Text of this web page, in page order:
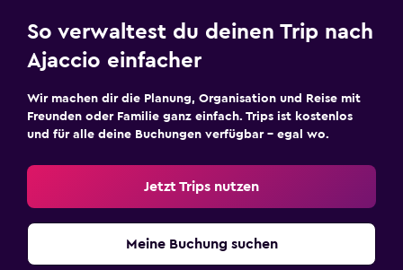
So verwaltest du deinen Trip nach
Ajaccio einfacher
Wir machen dir die Planung, Organisation und Reise mit
Freunden oder Familie ganz einfach. Trips ist kostenlos
und für alle deine Buchungen verfügbar – egal wo.
Jetzt Trips nutzen
Meine Buchung suchen